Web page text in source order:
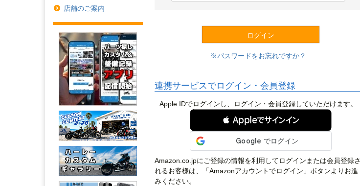
店舗のご案内
)
ログイン
パスワードをお忘れですか？
連携サービスでログイン・会員登録
Apple IDでログインし、ログイン・会員登録していただけます。
 Appleでサインイン
Amazon.co.jpにご登録の情報を利用してログインまたは会員登録さ
れるお客様は、「Amazonアカウントでログイン」ボタンよりお進
みください。